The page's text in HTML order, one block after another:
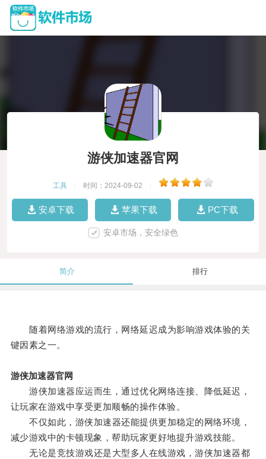
游侠加速器官网
工具 时间：2024-09-02
安卓下载 苹果下载 PC下载
安卓市场，安全绿色
简介 排行
随着网络游戏的流行，网络延迟成为影响游戏体验的关
键因素之一。
游侠加速器官网
游侠加速器应运而生，通过优化网络连接、降低延迟，
让玩家在游戏中享受更加顺畅的操作体验。
不仅如此，游侠加速器还能提供更加稳定的网络环境，
减少游戏中的卡顿现象，帮助玩家更好地提升游戏技能。
无论是竞技游戏还是大型多人在线游戏，游侠加速器都